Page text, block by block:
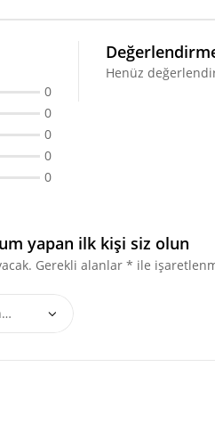
0
0
0
0
0
Henüz
yapan ilk kişi siz olun
Gerekli alanlar * ile